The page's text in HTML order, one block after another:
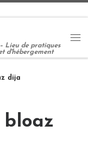
Lieu de pratiques
d'hébergement
dija
bloaz